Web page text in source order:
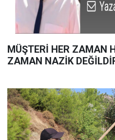
MÜŞTERİ HER ZAMAN
ZAMAN NAZİK